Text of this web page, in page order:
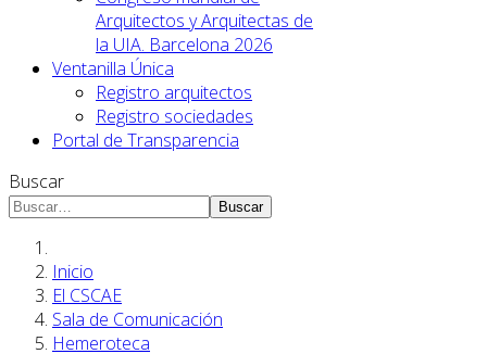
Arquitectos y Arquitectas de
la UIA. Barcelona 2026
Ventanilla Única
Registro arquitectos
Registro sociedades
Portal de Transparencia
Buscar
Buscar
Inicio
El CSCAE
Sala de Comunicación
Hemeroteca